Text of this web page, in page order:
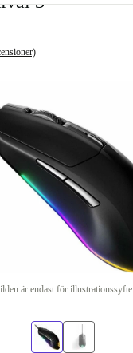
är endast för illustrationssyfte